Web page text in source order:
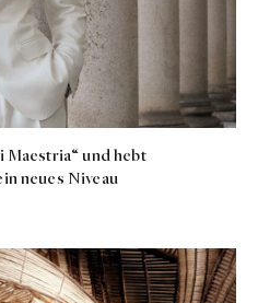
und hebt
neues Niveau